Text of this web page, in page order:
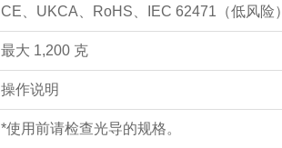
CE、UKCA、RoHS、IEC 62471（低风险）
最大 1,200 克
操作说明
*使用前请检查光导的规格。